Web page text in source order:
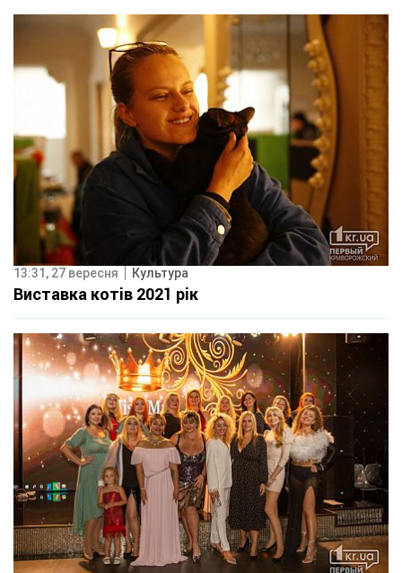
13:31, 27 вересня Культура
Виставка котів 2021 рік